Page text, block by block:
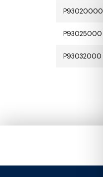
P93020000
P93025000
P93032000